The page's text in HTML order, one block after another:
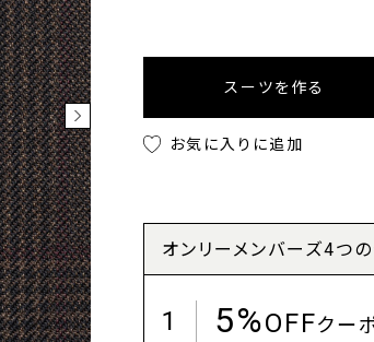
スーツを作る
お気に入りに追加
オンリーメンバーズ4つ
1 5%OFFクー